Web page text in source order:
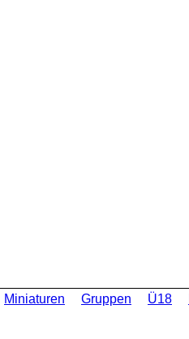
Miniaturen Gruppen Ü18